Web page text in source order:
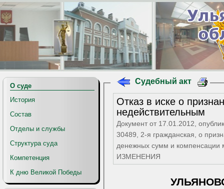
О суде
История
Состав
Отделы и службы
Структура суда
Компетенция
К дню Великой Победы
Судебный акт
Отказ в иске о
недействительным
Документ от 17.01.2012,
30489, 2-я гражданская, о
денежных сумм и
ИЗМЕНЕНИЯ